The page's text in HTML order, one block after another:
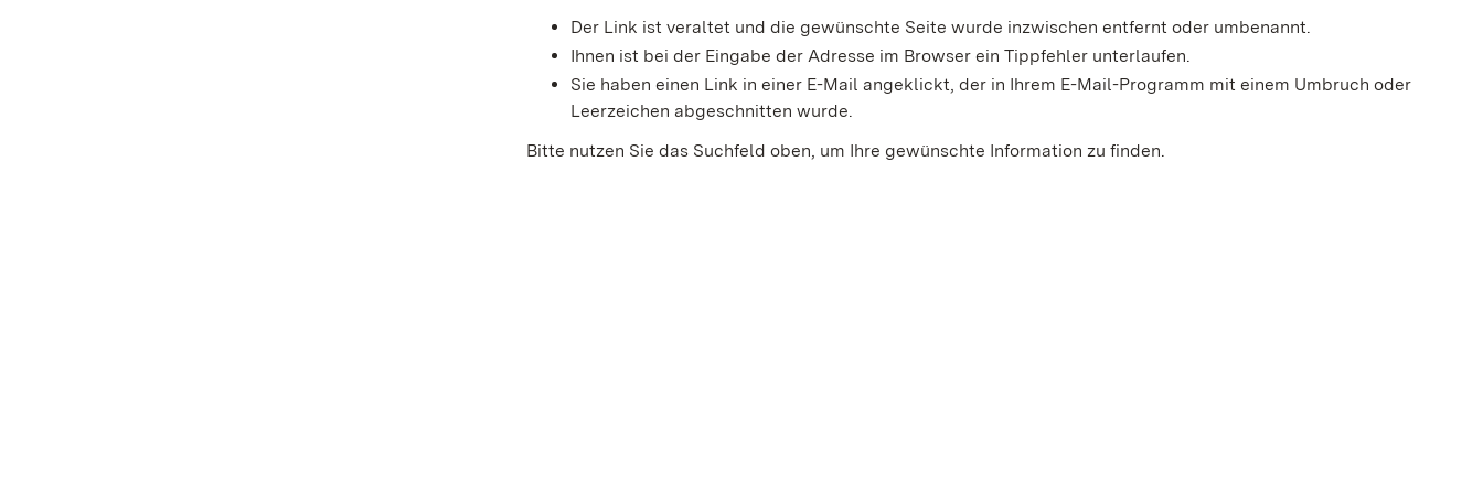
Der Link ist veraltet und die gewünschte Seite wurde inzwischen entfernt oder umbenannt.
Ihnen ist bei der Eingabe der Adresse im Browser ein Tippfehler unterlaufen.
Sie haben einen Link in einer E-Mail angeklickt, der in Ihrem E-Mail-Programm mit einem Umbruch oder
Leerzeichen abgeschnitten wurde.
Bitte nutzen Sie das Suchfeld oben, um Ihre gewünschte Information zu finden.